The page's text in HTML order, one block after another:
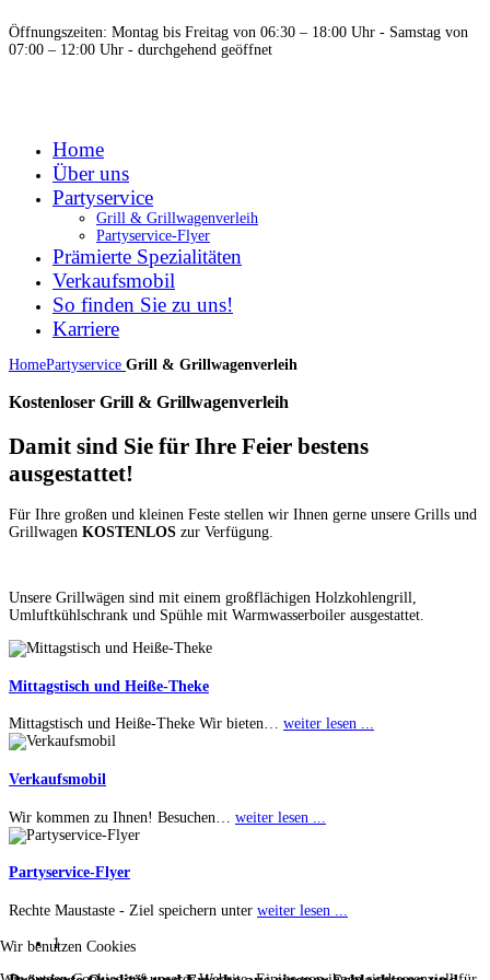
Öffnungszeiten: Montag bis Freitag von 06:30 – 18:00 Uhr - Samstag von
07:00 – 12:00 Uhr - durchgehend geöffnet
Home
Über uns
Partyservice
Grill & Grillwagenverleih
Partyservice-Flyer
Prämierte Spezialitäten
Verkaufsmobil
So finden Sie zu uns!
Karriere
HomePartyservice Grill & Grillwagenverleih
Kostenloser Grill & Grillwagenverleih
Damit sind Sie für Ihre Feier bestens
ausgestattet!
Für Ihre großen und kleinen Feste stellen wir Ihnen gerne unsere Grills und
Grillwagen KOSTENLOS zur Verfügung.
Unsere Grillwägen sind mit einem großflächigen Holzkohlengrill,
Umluftkühlschrank und Spühle mit Warmwasserboiler ausgestattet.
Mittagstisch und Heiße-Theke
Mittagstisch und Heiße-Theke Wir bieten… weiter lesen ...
Verkaufsmobil
Wir kommen zu Ihnen! Besuchen weiter lesen ...
Partyservice-Flyer
Rechte Maustaste - Ziel speichern unter weiter lesen ...
1
Wir benutzen Cookies